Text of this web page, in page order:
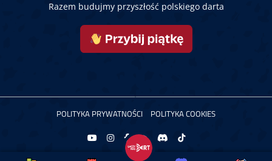
Razem budujmy przyszłość polskiego darta
POLITYKA PRYWATNOŚCI POLITYKA COOKIES